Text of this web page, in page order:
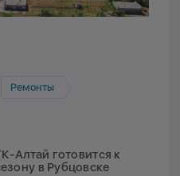
Ремонты
Алтай готовится к
в Рубцовске